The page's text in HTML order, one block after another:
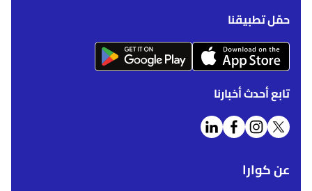
حمّل تطبيقنا
تابع أحدث أخبارنا
عن كوارا